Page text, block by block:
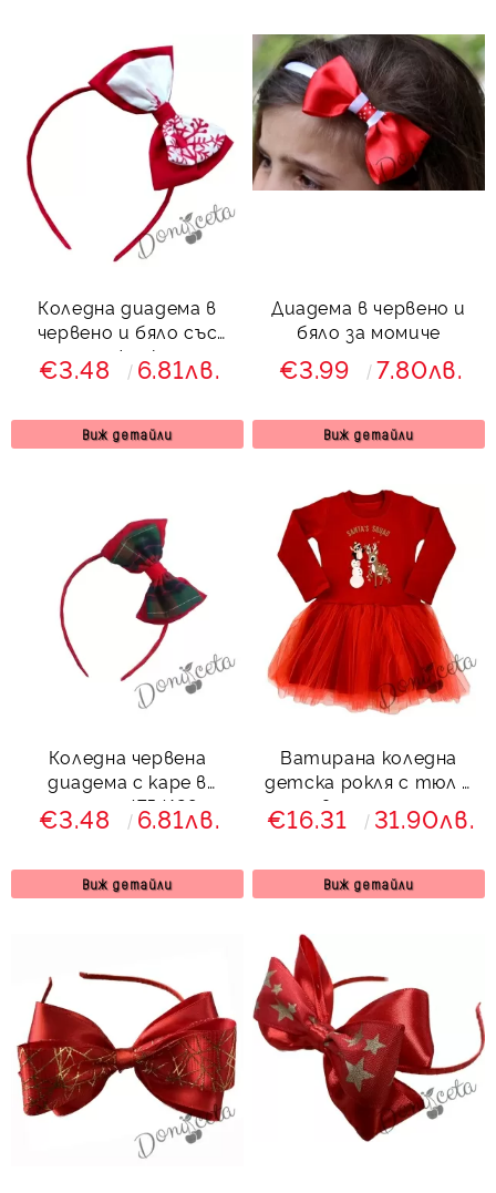
Коледна диадема в
червено и бяло със
снежинки
€3.48 6.81лв.
Виж детайли
Диадема в червено и
бяло за момиче
€3.99 7.80лв.
Виж детайли
Коледна червена
диадема с каре в
зелено 4754128
€3.48 6.81лв.
Виж детайли
Ватирана коледна
детска рокля с тюл в
червено с еленче
€16.31 31.90лв.
Виж детайли